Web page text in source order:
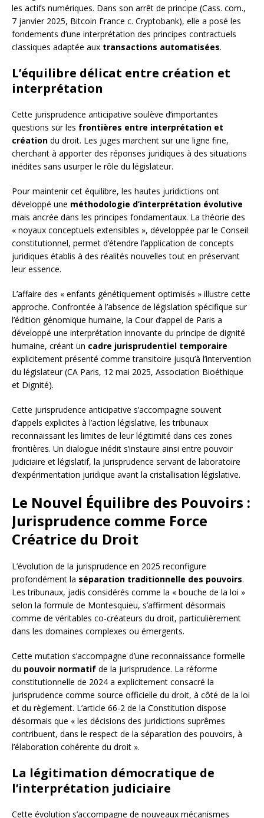
les actifs numériques. Dans son arrêt de principe (Cass. com.,
7 janvier 2025, Bitcoin France c. Cryptobank), elle a posé les
fondements d’une interprétation des principes contractuels
classiques adaptée aux transactions automatisées.
L’équilibre délicat entre création et
interprétation
Cette jurisprudence anticipative soulève d’importantes
questions sur les frontières entre interprétation et
création du droit. Les juges marchent sur une ligne fine,
cherchant à apporter des réponses juridiques à des situations
inédites sans usurper le rôle du législateur.
Pour maintenir cet équilibre, les hautes juridictions ont
développé une méthodologie d’interprétation évolutive
mais ancrée dans les principes fondamentaux. La théorie des
« noyaux conceptuels extensibles », développée par le Conseil
constitutionnel, permet d’étendre l’application de concepts
juridiques établis à des réalités nouvelles tout en préservant
leur essence.
L’affaire des « enfants génétiquement optimisés » illustre cette
approche. Confrontée à l’absence de législation spécifique sur
l’édition génomique humaine, la Cour d’appel de Paris a
développé une interprétation innovante du principe de dignité
humaine, créant un cadre jurisprudentiel temporaire
explicitement présenté comme transitoire jusqu’à l’intervention
du législateur (CA Paris, 12 mai 2025, Association Bioéthique
et Dignité).
Cette jurisprudence anticipative s’accompagne souvent
d’appels explicites à l’action législative, les tribunaux
reconnaissant les limites de leur légitimité dans ces zones
frontières. Un dialogue inédit s’instaure ainsi entre pouvoir
judiciaire et législatif, la jurisprudence servant de laboratoire
d’expérimentation juridique avant la cristallisation législative.
Le Nouvel Équilibre des Pouvoirs :
Jurisprudence comme Force
Créatrice du Droit
L’évolution de la jurisprudence en 2025 reconfigure
profondément la séparation traditionnelle des pouvoirs.
Les tribunaux, jadis considérés comme la « bouche de la loi »
selon la formule de Montesquieu, s’affirment désormais
comme de véritables co-créateurs du droit, particulièrement
dans les domaines complexes ou émergents.
Cette mutation s’accompagne d’une reconnaissance formelle
du pouvoir normatif de la jurisprudence. La réforme
constitutionnelle de 2024 a explicitement consacré la
jurisprudence comme source officielle du droit, à côté de la loi
et du règlement. L’article 66-2 de la Constitution dispose
désormais que « les décisions des juridictions suprêmes
contribuent, dans le respect de la séparation des pouvoirs, à
l’élaboration cohérente du droit ».
La légitimation démocratique de
l’interprétation judiciaire
Cette évolution s’accompagne de nouveaux mécanismes